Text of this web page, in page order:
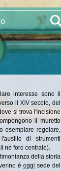
interesse sono il
il XIV secolo, del
si trova l'incisione
il muretto
esemplare regolare,
di strumenti
nè foro centrale).
della storia
è oggi sede del